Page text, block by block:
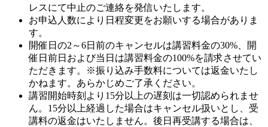
レスにて中止のご連絡を発信いたします。
お申込人数により日程変更をお願いする場合がありま
す。
開催日の2～6日前のキャンセルは講習料金の30%、開
催日前日および当日は講習料金の100%を請求させてい
ただきます。※振り込み手数料については返金いたし
かねます。あらかじめご了承ください。
講習開始時刻より15分以上の遅刻は一切認められませ
ん。15分以上経過した場合はキャンセル扱いとし、受
講料の返金はいたしません。後日再受講する場合は、